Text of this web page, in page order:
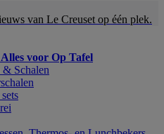
van Le Creuset op één plek.
voor Op Tafel
Schalen